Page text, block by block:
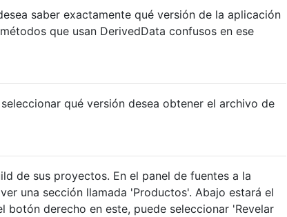
saber exactamente qué versión de la aplicación
que usan DerivedData confusos en ese
qué versión desea obtener el archivo de
de sus proyectos. En el panel de fuentes a la
una sección llamada 'Productos'. Abajo estará el
botón derecho en este, puede seleccionar 'Revelar